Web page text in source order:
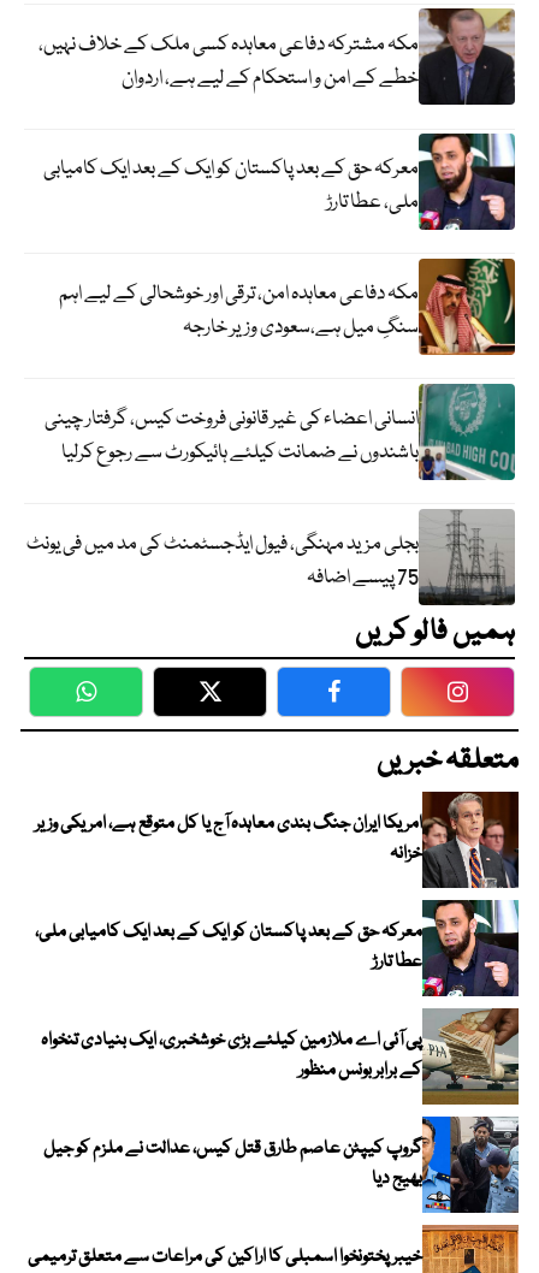
مکہ مشترکہ دفاعی معاہدہ کسی ملک کے خلاف نہیں،
خطے کے امن و استحکام کے لیے ہے، اردوان
معرکہ حق کے بعد پاکستان کو ایک کے بعد ایک کامیابی
ملی، عطا تارڑ
مکہ دفاعی معاہدہ امن، ترقی اور خوشحالی کے لیے اہم
سنگِ میل ہے،سعودی وزیر خارجہ
انسانی اعضاء کی غیر قانونی فروخت کیس، گرفتار چینی
باشندوں نے ضمانت کیلئے ہائیکورٹ سے رجوع کرلیا
بجلی مزید مہنگی، فیول ایڈجسٹمنٹ کی مد میں فی یونٹ
75 پیسے اضافہ
ہمیں فالو کریں
WhatsApp Twitter Facebook
متعلقہ خبریں
امریکا ایران جنگ بندی معاہدہ آج یا کل متوقع ہے، امریکی وزیر
خزانہ
معرکہ حق کے بعد پاکستان کو ایک کے بعد ایک کامیابی ملی،
عطا تارڑ
پی آئی اے ملازمین کیلئے بڑی خوشخبری، ایک بنیادی تنخواہ
کے برابر بونس منظور
گروپ کیپٹن عاصم طارق قتل کیس، عدالت نے ملزم کو جیل
بھیج دیا
خیبرپختونخوا اسمبلی کا اراکین کی مراعات سے متعلق ترمیمی